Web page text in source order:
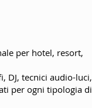
per hotel, resort,
DJ, tecnici audio-luci,
per ogni tipologia di